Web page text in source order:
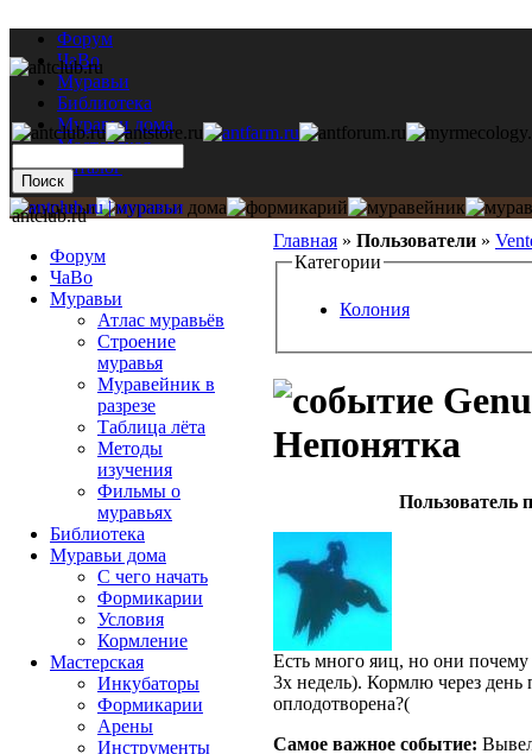
Форум
ЧаВо
Муравьи
Библиотека
Муравьи дома
Мастерская
Каталог
Главная » Пользователи »
Категории
Колония
Непонятка
Пользователь
Есть много яиц, но они
3х недель). Кормлю через
оплодотворена?(
Самое важное событие:
antclub.ru
Форум
ЧаВо
Муравьи
Атлас муравьёв
Строение
муравья
Муравейник в
разрезе
Таблица лёта
Методы
изучения
Фильмы о
муравьях
Библиотека
Муравьи дома
С чего начать
Формикарии
Условия
Кормление
Мастерская
Инкубаторы
Формикарии
Арены
Инструменты